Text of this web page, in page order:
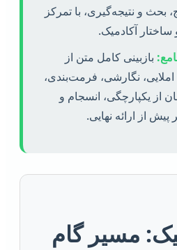
بحث و نتیجه‌گیری، با تمرکز
آکادمیک.
بازبینی کامل متن از
نگارشی، فرمت‌بندی،
از یکپارچگی، انسجام و
پیش از ارائه نهایی.
مسیر گام